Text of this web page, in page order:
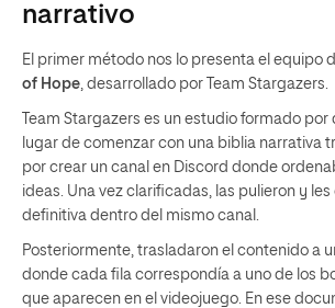
narrativo
El primer método nos lo presenta el equipo
of Hope , desarrollado por Team Stargazers.
Team Stargazers es un estudio formado por
lugar de comenzar con una biblia narrativa
por crear un canal en Discord donde
ideas. Una vez clarificadas, las pulieron y
definitiva dentro del mismo canal.
Posteriormente, trasladaron el contenido a
donde cada fila correspondía a uno de los
que aparecen en el videojuego. En ese